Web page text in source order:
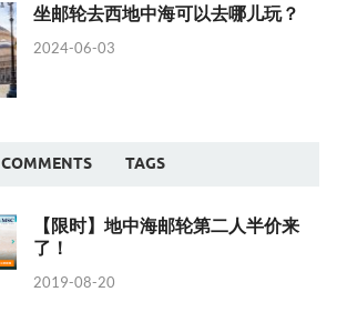
坐邮轮去西地中海可以去哪儿玩？
2024-06-03
COMMENTS TAGS
【限时】地中海邮轮第二人半价来
了！
2019-08-20